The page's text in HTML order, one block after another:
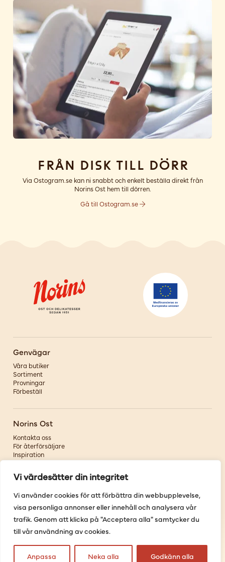
Vi värdesätter din integritet
Vi använder cookies för att förbättra din webbupplevelse,
visa personliga annonser eller innehåll och analysera vår
trafik. Genom att klicka på "Acceptera alla" samtycker du
till vår användning av cookies.
Anpassa Neka alla Godkänn alla
Från disk till dörr
Via Ostogram.se kan ni snabbt och enkelt beställa direkt från
Norins Ost hem till dörren.
Gå till Ostogram.se
Genvägar
Våra butiker
Sortiment
Provningar
Förbeställ
Norins Ost
Kontakta oss
För återförsäljare
Inspiration
Om oss
Följ oss
Facebook
Instagram
Youtube